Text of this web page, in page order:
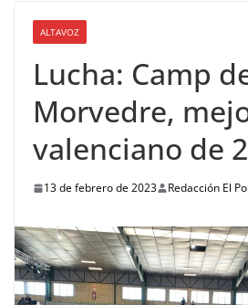
ALTAVOZ
Lucha: Camp
Morvedre,
valenciano de
13 de febrero de 2023 Redacción El